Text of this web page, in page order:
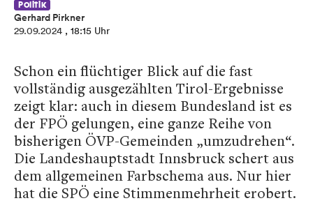
Politik
Gerhard Pirkner
29.09.2024 , 18:15 Uhr
Schon ein flüchtiger Blick auf die fast
vollständig ausgezählten Tirol-Ergebnisse
zeigt klar: auch in diesem Bundesland ist es
der FPÖ gelungen, eine ganze Reihe von
bisherigen ÖVP-Gemeinden „umzudrehen“.
Die Landeshauptstadt Innsbruck schert aus
dem allgemeinen Farbschema aus. Nur hier
hat die SPÖ eine Stimmenmehrheit erobert.